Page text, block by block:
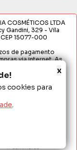
cookies para
.
x
COSMÉTICOS LTDA
Gandini, 329 - Vila
15077-000
de pagamento
via internet. As
nossa autorização.
valor válido é o do
de pagamento
válidas até o
Vendas sujeitas à